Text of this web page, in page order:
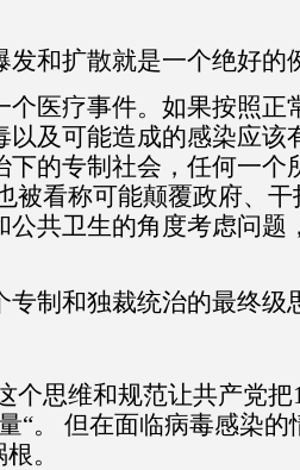
发和扩散就是一个绝好的
个医疗事件。如果按照正
以及可能造成的感染应该
下的专制社会，任何一个
被看称可能颠覆政府、
公共卫生的角度考虑问题
专制和独裁统治的最终级
个思维和规范让共产党
“。 但在面临病毒感染
。